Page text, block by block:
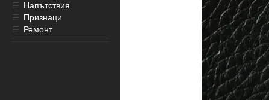
☰ Напътствия
☰ Признаци
☰ Ремонт